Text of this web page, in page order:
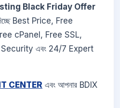
Black Friday Offer
Best Price, Free
cPanel, Free SSL,
এবং 24/7 Expert
CENTER এবং আপনার BDIX